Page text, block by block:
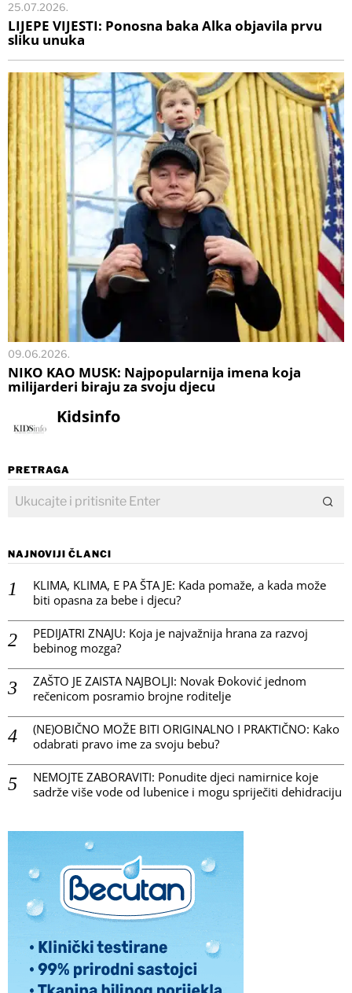
25.07.2026.
LIJEPE VIJESTI: Ponosna baka Alka objavila prvu
sliku unuka
09.06.2026.
NIKO KAO MUSK: Najpopularnija imena koja
milijarderi biraju za svoju djecu
Kidsinfo
PRETRAGA
NAJNOVIJI ČLANCI
KLIMA, KLIMA, E PA ŠTA JE: Kada pomaže, a kada može
biti opasna za bebe i djecu?
PEDIJATRI ZNAJU: Koja je najvažnija hrana za razvoj
bebinog mozga?
ZAŠTO JE ZAISTA NAJBOLJI: Novak Đoković jednom
rečenicom posramio brojne roditelje
(NE)OBIČNO MOŽE BITI ORIGINALNO I PRAKTIČNO: Kako
odabrati pravo ime za svoju bebu?
NEMOJTE ZABORAVITI: Ponudite djeci namirnice koje
sadrže više vode od lubenice i mogu spriječiti dehidraciju